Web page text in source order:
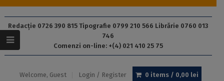
Redacție 0726 390 815 Tipografie 0799 210 566 Librărie 0760 013
746
Comenzi on-line: +(4) 021 410 25 75
Welcome, Guest Login / Register 0 items / 0,00 lei